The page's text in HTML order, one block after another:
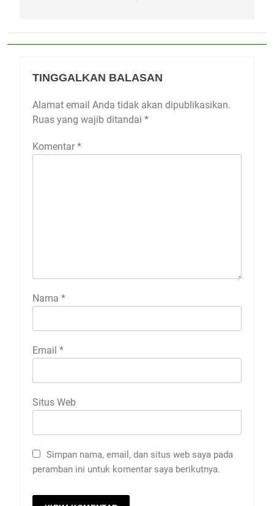
TINGGALKAN BALASAN
Alamat email Anda tidak akan dipublikasikan.
Ruas yang wajib ditandai *
Komentar *
Nama *
Email *
Situs Web
Simpan nama, email, dan situs web saya pada
peramban ini untuk komentar saya berikutnya.